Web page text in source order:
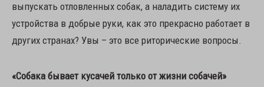
выпускать отловленных собак, а наладить систему их
устройства в добрые руки, как это прекрасно работает в
других странах? Увы – это все риторические вопросы.
«Собака бывает кусачей только от жизни собачей»